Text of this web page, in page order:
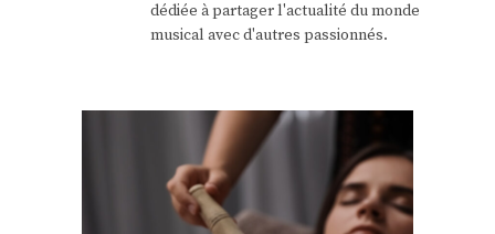
dédiée à partager l'actualité du monde
musical avec d'autres passionnés.